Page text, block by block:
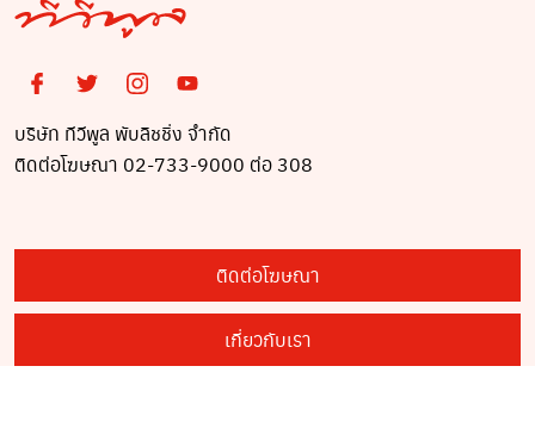
บริษัท ทีวีพูล พับลิชชิ่ง จำกัด
ติดต่อโฆษณา 02-733-9000 ต่อ 308
ติดต่อโฆษณา
เกี่ยวกับเรา